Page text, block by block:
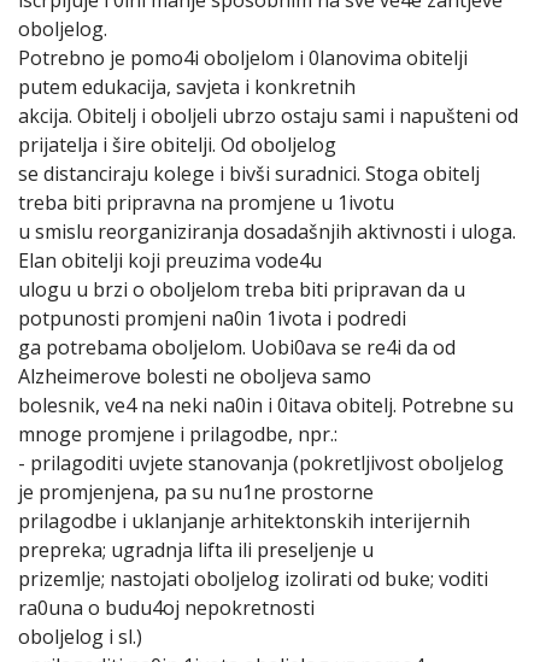
oboljelog.
Potrebno je pomo4i oboljelom i 0lanovima obitelji
putem edukacija, savjeta i konkretnih
akcija. Obitelj i oboljeli ubrzo ostaju sami i napušteni od
prijatelja i šire obitelji. Od oboljelog
se distanciraju kolege i bivši suradnici. Stoga obitelj
treba biti pripravna na promjene u 1ivotu
u smislu reorganiziranja dosadašnjih aktivnosti i uloga.
Elan obitelji koji preuzima vode4u
ulogu u brzi o oboljelom treba biti pripravan da u
potpunosti promjeni na0in 1ivota i podredi
ga potrebama oboljelom. Uobi0ava se re4i da od
Alzheimerove bolesti ne oboljeva samo
bolesnik, ve4 na neki na0in i 0itava obitelj. Potrebne su
mnoge promjene i prilagodbe, npr.:
- prilagoditi uvjete stanovanja (pokretljivost oboljelog
je promjenjena, pa su nu1ne prostorne
prilagodbe i uklanjanje arhitektonskih interijernih
prepreka; ugradnja lifta ili preseljenje u
prizemlje; nastojati oboljelog izolirati od buke; voditi
ra0una o budu4oj nepokretnosti
oboljelog i sl.)